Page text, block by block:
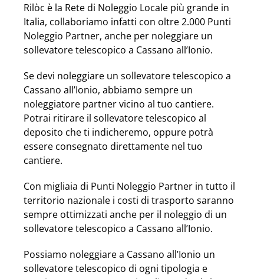
Rilòc è la Rete di Noleggio Locale più grande in
Italia, collaboriamo infatti con oltre 2.000 Punti
Noleggio Partner, anche per noleggiare un
sollevatore telescopico a Cassano all’Ionio.
Se devi noleggiare un sollevatore telescopico a
Cassano all’Ionio, abbiamo sempre un
noleggiatore partner vicino al tuo cantiere.
Potrai ritirare il sollevatore telescopico al
deposito che ti indicheremo, oppure potrà
essere consegnato direttamente nel tuo
cantiere.
Con migliaia di Punti Noleggio Partner in tutto il
territorio nazionale i costi di trasporto saranno
sempre ottimizzati anche per il noleggio di un
sollevatore telescopico a Cassano all’Ionio.
Possiamo noleggiare a Cassano all’Ionio un
sollevatore telescopico di ogni tipologia e